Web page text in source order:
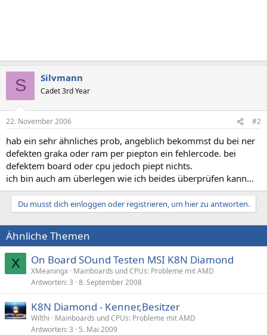
S Silvmann
Cadet 3rd Year
22. November 2006 #2
hab ein sehr ähnliches prob, angeblich bekommst du bei ner
defekten graka oder ram per piepton ein fehlercode. bei
defektem board oder cpu jedoch piept nichts.
ich bin auch am überlegen wie ich beides überprüfen kann...
Du musst dich einloggen oder registrieren, um hier zu antworten.
Ähnliche Themen
X On Board SOund Testen MSI K8N Diamond
XMeaningx Mainboards und CPUs: Probleme mit AMD
Antworten 3 8. September 2008
K8N Diamond - Kenner,Besitzer
Wilthi
Mainboards und CPUs: Probleme mit AMD
Antworten 3 5. Mai 2009